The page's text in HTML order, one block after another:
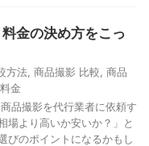
金の決め方をこっ
方法 商品撮影 比較 商品
金
品撮影を代行業者に依頼す
場より高いか安いか？」と
びのポイントになるかもし